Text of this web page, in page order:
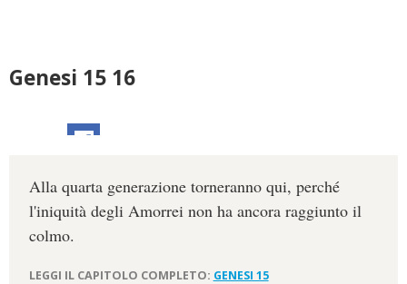
Genesi 15 16
Alla quarta generazione torneranno qui, perché
l'iniquità degli Amorrei non ha ancora raggiunto il
colmo.
LEGGI IL CAPITOLO COMPLETO: GENESI 15